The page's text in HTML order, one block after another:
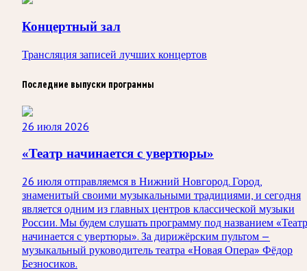
Концертный зал
Трансляция записей лучших концертов
Последние выпуски программы
26 июля 2026
«Театр начинается с увертюры»
26 июля отправляемся в Нижний Новгород. Город,
знаменитый своими музыкальными традициями, и сегодня
является одним из главных центров классической музыки
России. Мы будем слушать программу под названием «Театр
начинается с увертюры». За дирижёрским пультом —
музыкальный руководитель театра «Новая Опера» Фёдор
Безносиков.